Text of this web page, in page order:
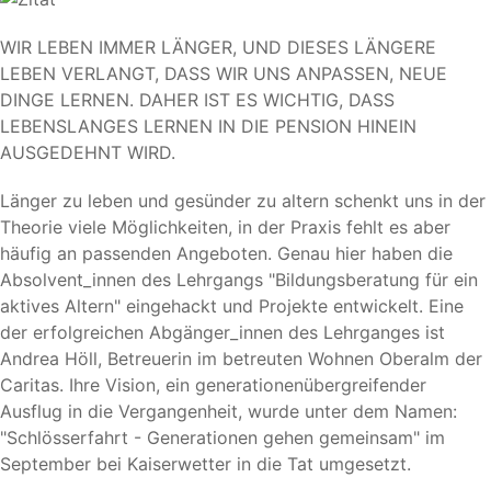
WIR LEBEN IMMER LÄNGER, UND DIESES LÄNGERE
LEBEN VERLANGT, DASS WIR UNS ANPASSEN, NEUE
DINGE LERNEN. DAHER IST ES WICHTIG, DASS
LEBENSLANGES LERNEN IN DIE PENSION HINEIN
AUSGEDEHNT WIRD.
Länger zu leben und gesünder zu altern schenkt uns in der
Theorie viele Möglichkeiten, in der Praxis fehlt es aber
häufig an passenden Angeboten. Genau hier haben die
Absolvent_innen des Lehrgangs "Bildungsberatung für ein
aktives Altern" eingehackt und Projekte entwickelt. Eine
der erfolgreichen Abgänger_innen des Lehrganges ist
Andrea Höll, Betreuerin im betreuten Wohnen Oberalm der
Caritas. Ihre Vision, ein generationenübergreifender
Ausflug in die Vergangenheit, wurde unter dem Namen:
"Schlösserfahrt - Generationen gehen gemeinsam" im
September bei Kaiserwetter in die Tat umgesetzt.